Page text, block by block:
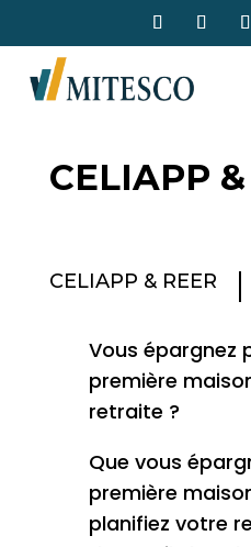
CELIAPP
CELIAPP & REER
Vous épargnez
première
retraite ?
Que vous
première
planifiez votre